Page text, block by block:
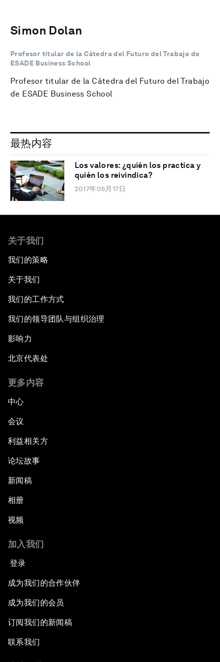
Simon Dolan
Profesor titular de la Cátedra del Futuro del Trabajo de
ESADE Business School
Profesor titular de la Cátedra del Futuro del Trabajo
de ESADE Business School
最热内容
Los valores: ¿quién los practica y
quién los reivindica?
2017年05月17日
关于我们
我们的策略
关于我们
我们的工作方式
我们的领导团队与组织治理
影响力
北京代表处
更多内容
中心
会议
利益相关方
论坛故事
新闻稿
相册
视频
加入我们
登录
成为我们的合作伙伴
成为我们的会员
订阅我们的新闻稿
联系我们